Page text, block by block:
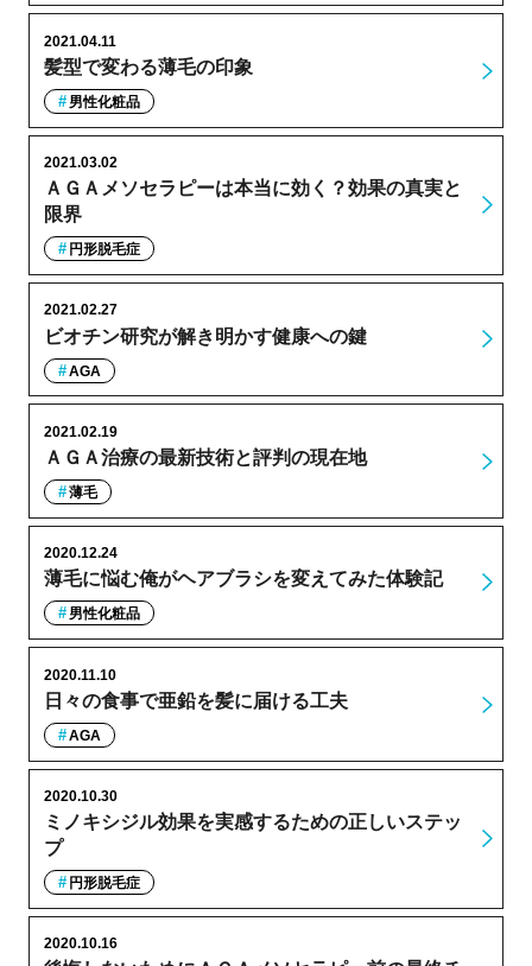
髪型で変わる薄毛の印象
2021.04.11
男性化粧品
ＡＧＡメソセラピーは本当に効く？効果の真実と
限界
2021.03.02
円形脱毛症
ビオチン研究が解き明かす健康への鍵
2021.02.27
AGA
ＡＧＡ治療の最新技術と評判の現在地
2021.02.19
薄毛
薄毛に悩む俺がヘアブラシを変えてみた体験記
2020.12.24
男性化粧品
日々の食事で亜鉛を髪に届ける工夫
2020.11.10
AGA
ミノキシジル効果を実感するための正しいステッ
プ
2020.10.30
円形脱毛症
2020.10.16